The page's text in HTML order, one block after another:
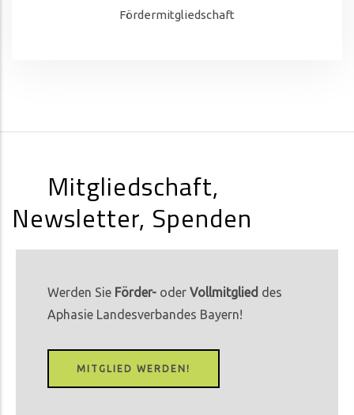
Fördermitgliedschaft
Mitgliedschaft,
Newsletter, Spenden
Werden Sie Förder- oder Vollmitglied des
Aphasie Landesverbandes Bayern!
MITGLIED WERDEN!